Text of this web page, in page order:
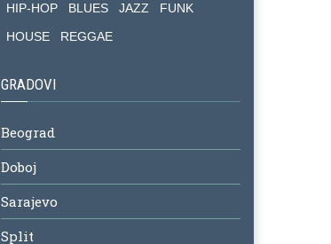
HIP-HOP
BLUES JAZZ
FUNK
HOUSE
REGGAE
GRADOVI
Beograd
Doboj
Sarajevo
Split